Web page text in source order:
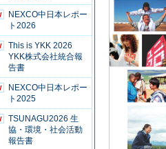
NEXCO中日本レポー
ト2026
This is YKK 2026
YKK株式会社統合報
告書
NEXCO中日本レポー
ト2025
TSUNAGU2026 生
協・環境・社会活動
報告書